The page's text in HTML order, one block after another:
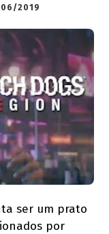
06/2019
ser um prato
por